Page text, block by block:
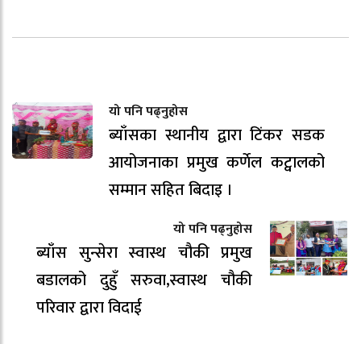
यो पनि पढ्नुहोस
ब्याँसका स्थानीय द्वारा टिंकर सडक
आयोजनाका प्रमुख कर्णेल कट्वालको
सम्मान सहित बिदाइ ।
यो पनि पढ्नुहोस
ब्याँस सुन्सेरा स्वास्थ चौकी प्रमुख
बडालको दुहुँ सरुवा,स्वास्थ चौकी
परिवार द्वारा विदाई